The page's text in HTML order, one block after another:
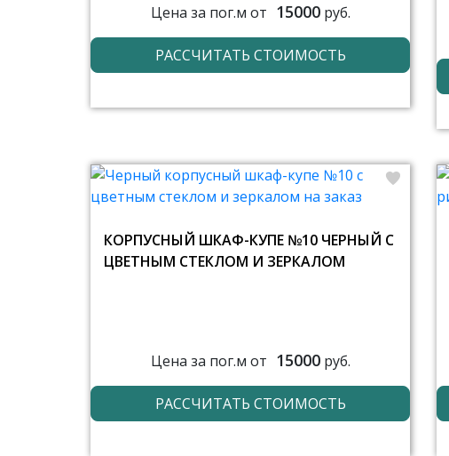
Цена за пог.м от 15000руб.
РАССЧИТАТЬ СТОИМОСТЬ
КОРПУСНЫЙ ШКАФ-КУПЕ №10 ЧЕРНЫЙ С
ЦВЕТНЫМ СТЕКЛОМ И ЗЕРКАЛОМ
Цена за пог.м от 15000руб.
РАССЧИТАТЬ СТОИМОСТЬ